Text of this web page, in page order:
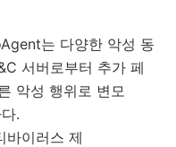
는 다양한 악성 동
서버로부터 추가 페
악성 행위로 변모
.
바이러스 제